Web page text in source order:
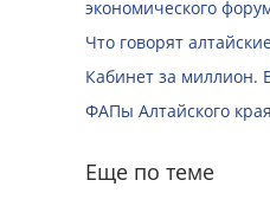
экономического
Что говорят
Кабинет за миллион.
ФАПы Алтайского
Еще по теме